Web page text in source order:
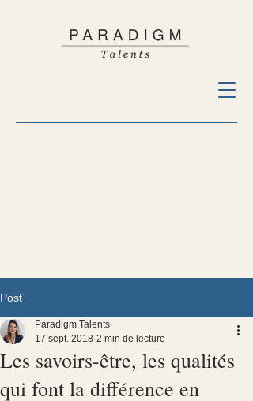
Post
Les savoirs-être, les qualités
qui font la différence en
Paradigm Talents
17 sept. 2018 2 min de lecture